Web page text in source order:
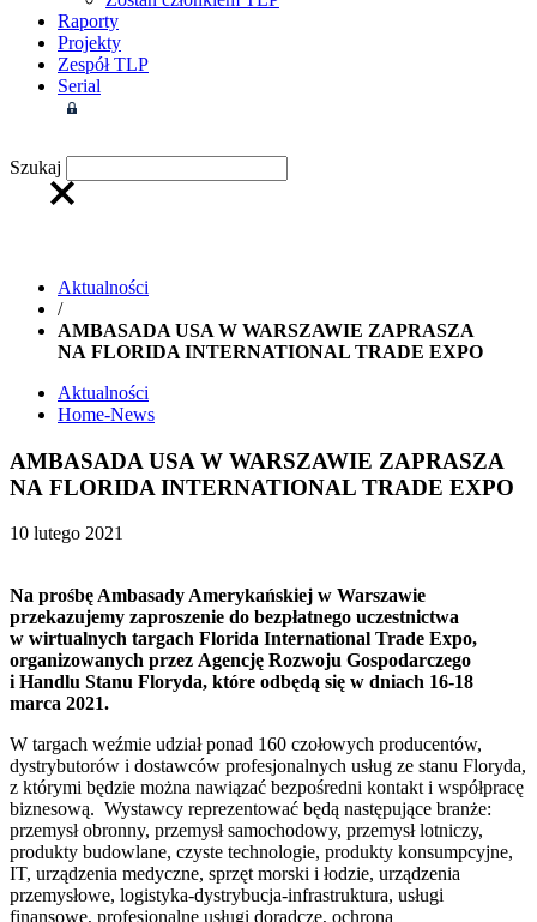
Raporty
Projekty
Zespół TLP
Serial
Szukaj
Aktualności
/
AMBASADA USA W WARSZAWIE ZAPRASZA
NA FLORIDA INTERNATIONAL TRADE EXPO
Aktualności
Home-News
AMBASADA USA W WARSZAWIE ZAPRASZA
NA FLORIDA INTERNATIONAL TRADE EXPO
10 lutego 2021
Na prośbę Ambasady Amerykańskiej w Warszawie
przekazujemy zaproszenie do bezpłatnego uczestnictwa
w wirtualnych targach Florida International Trade Expo,
organizowanych przez Agencję Rozwoju Gospodarczego
i Handlu Stanu Floryda, które odbędą się w dniach 16-18
marca 2021.
W targach weźmie udział ponad 160 czołowych producentów,
dystrybutorów i dostawców profesjonalnych usług ze stanu Floryda,
z którymi będzie można nawiązać bezpośredni kontakt i współpracę
biznesową. Wystawcy reprezentować będą następujące branże:
przemysł obronny, przemysł samochodowy, przemysł lotniczy,
produkty budowlane, czyste technologie, produkty konsumpcyjne,
IT, urządzenia medyczne, sprzęt morski i łodzie, urządzenia
przemysłowe, logistyka-dystrybucja-infrastruktura, usługi
finansowe, profesjonalne usługi doradcze, ochrona